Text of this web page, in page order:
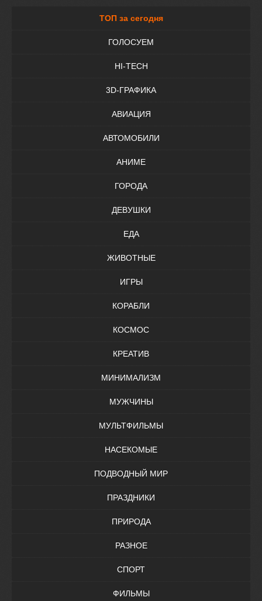
ТОП за сегодня
ГОЛОСУЕМ
HI-TECH
3D-ГРАФИКА
АВИАЦИЯ
АВТОМОБИЛИ
АНИМЕ
ГОРОДА
ДЕВУШКИ
ЕДА
ЖИВОТНЫЕ
ИГРЫ
КОРАБЛИ
КОСМОС
КРЕАТИВ
МИНИМАЛИЗМ
МУЖЧИНЫ
МУЛЬТФИЛЬМЫ
НАСЕКОМЫЕ
ПОДВОДНЫЙ МИР
ПРАЗДНИКИ
ПРИРОДА
РАЗНОЕ
СПОРТ
ФИЛЬМЫ